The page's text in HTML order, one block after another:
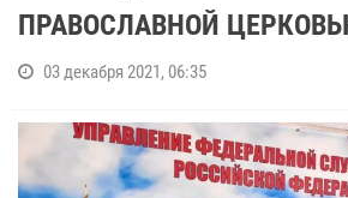
ПРАВОСЛАВНОЙ
03 декабря 2021, 06:35